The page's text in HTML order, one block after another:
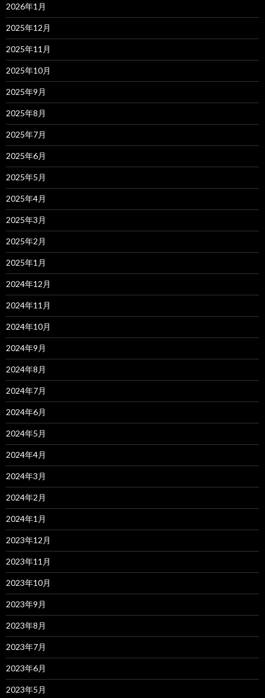
2026年1月
2025年12月
2025年11月
2025年10月
2025年9月
2025年8月
2025年7月
2025年6月
2025年5月
2025年4月
2025年3月
2025年2月
2025年1月
2024年12月
2024年11月
2024年10月
2024年9月
2024年8月
2024年7月
2024年6月
2024年5月
2024年4月
2024年3月
2024年2月
2024年1月
2023年12月
2023年11月
2023年10月
2023年9月
2023年8月
2023年7月
2023年6月
2023年5月